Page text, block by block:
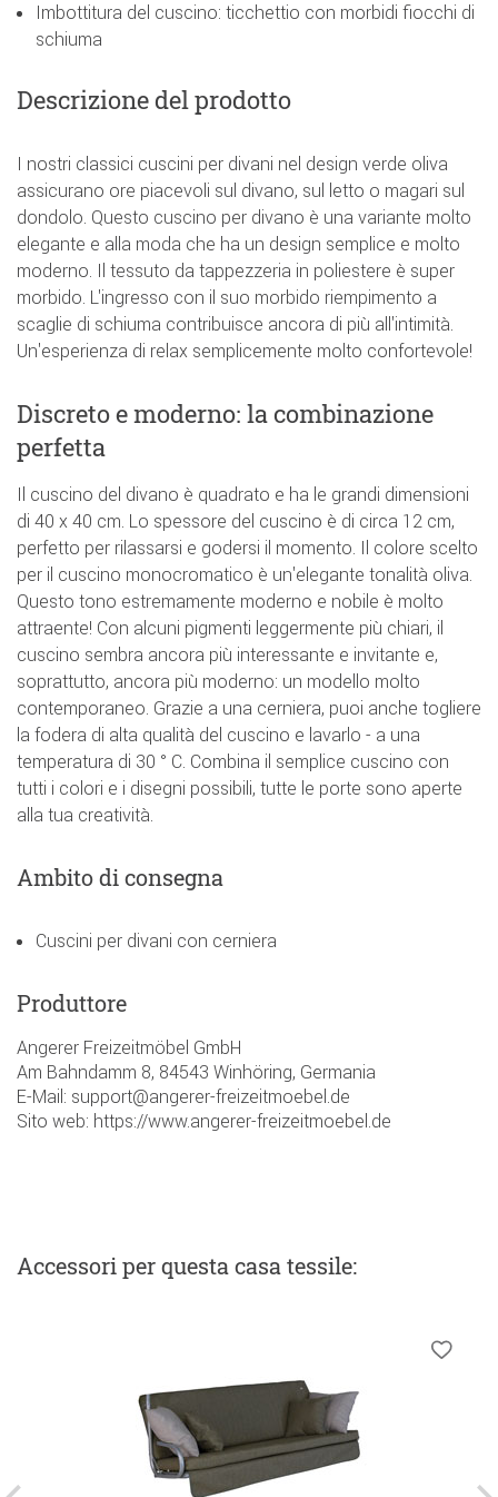
Imbottitura del cuscino: ticchettio con morbidi fiocchi di
schiuma
Descrizione del prodotto
I nostri classici cuscini per divani nel design verde oliva
assicurano ore piacevoli sul divano, sul letto o magari sul
dondolo. Questo cuscino per divano è una variante molto
elegante e alla moda che ha un design semplice e molto
moderno. Il tessuto da tappezzeria in poliestere è super
morbido. L'ingresso con il suo morbido riempimento a
scaglie di schiuma contribuisce ancora di più all'intimità.
Un'esperienza di relax semplicemente molto confortevole!
Discreto e moderno: la combinazione
perfetta
Il cuscino del divano è quadrato e ha le grandi dimensioni
di 40 x 40 cm. Lo spessore del cuscino è di circa 12 cm,
perfetto per rilassarsi e godersi il momento. Il colore scelto
per il cuscino monocromatico è un'elegante tonalità oliva.
Questo tono estremamente moderno e nobile è molto
attraente! Con alcuni pigmenti leggermente più chiari, il
cuscino sembra ancora più interessante e invitante e,
soprattutto, ancora più moderno: un modello molto
contemporaneo. Grazie a una cerniera, puoi anche togliere
la fodera di alta qualità del cuscino e lavarlo - a una
temperatura di 30 ° C. Combina il semplice cuscino con
tutti i colori e i disegni possibili, tutte le porte sono aperte
alla tua creatività.
Ambito di consegna
Cuscini per divani con cerniera
Produttore
Angerer Freizeitmöbel GmbH
Am Bahndamm 8, 84543 Winhöring, Germania
E-Mail: support@angerer-freizeitmoebel.de
Sito web: https://www.angerer-freizeitmoebel.de
Accessoriper questa casa tessile: